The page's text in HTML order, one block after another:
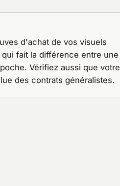
d'achat de vos visuels
fait la différence entre une
Vérifiez aussi que votre
des contrats généralistes.